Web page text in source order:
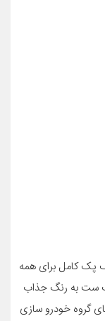
پک کامل برای همه
ست به رنگ جذاب
گروه خودرو سازی